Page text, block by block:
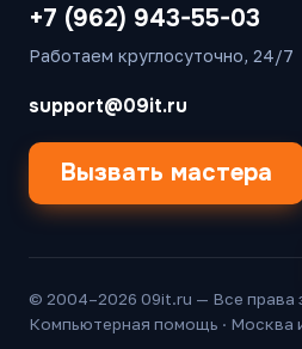
+7 (962) 943-55-03
Работаем круглосуточно, 24/7
support@09it.ru
Вызвать мастера
© 2004–2026 09it.ru — Все
Компьютерная помощь · Москва